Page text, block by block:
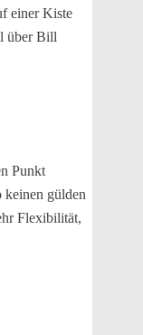
einer Kiste
über Bill
Punkt
keinen gülden
Flexibilität,